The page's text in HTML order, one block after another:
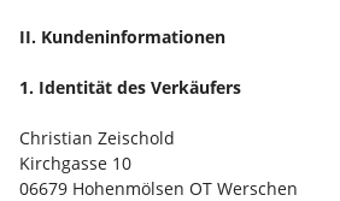
II. Kundeninformationen
1. Identität des Verkäufers
Christian Zeischold
Kirchgasse 10
06679 Hohenmölsen OT Werschen